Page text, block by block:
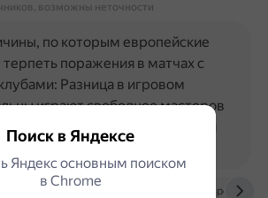
возможны неточности
www.livesport.ru
по которым европейские
поражения в матчах с
Разница в игровом
играют свободнее мастеров
клубов. Часто игроки из Южной
себе…
Поиск в Яндексе
Яндекс основным поиском
в Сhrome